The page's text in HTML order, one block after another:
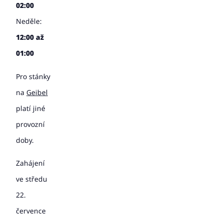
02:00
Neděle:
12:00 až
01:00
Pro stánky
na Geibel
platí jiné
provozní
doby.
Zahájení
ve středu
22.
července